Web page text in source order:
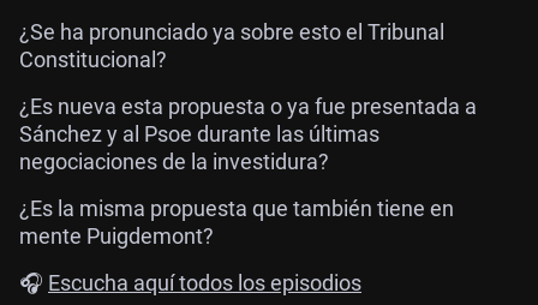
¿Se ha pronunciado ya sobre esto el Tribunal
Constitucional?
¿Es nueva esta propuesta o ya fue presentada a
Sánchez y al Psoe durante las últimas
negociaciones de la investidura?
¿Es la misma propuesta que también tiene en
mente Puigdemont?
🎧 Escucha aquí todos los episodios